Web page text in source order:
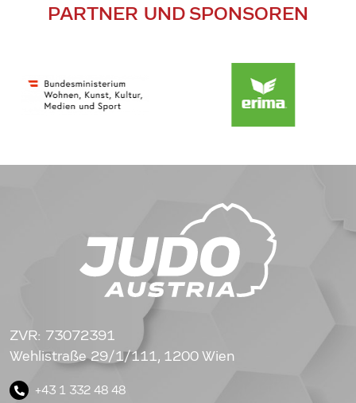
PARTNER UND SPONSOREN
ZVR: 73072391
Wehlistraße 29/1/111, 1200 Wien
+43 1 332 48 48